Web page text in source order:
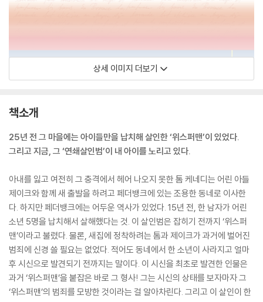
상세 이미지 더보기
책소개
25년 전 그 마을에는 아이들만을 납치해 살인한 ‘위스퍼맨’이 있었다.
그리고 지금, 그 ‘연쇄살인범’이 내 아이를 노리고 있다.
아내를 잃고 여전히 그 충격에서 헤어 나오지 못한 톰 케네디는 어린 아들
제이크와 함께 새 출발을 하려고 페더뱅크에 있는 조용한 동네로 이사한
다. 하지만 페더뱅크에는 어두운 역사가 있었다. 15년 전, 한 남자가 어린
소년 5명을 납치해서 살해했다는 것. 이 살인범은 잡히기 전까지 ‘위스퍼
맨’이라고 불렸다. 물론, 새집에 정착하려는 톰과 제이크가 과거에 벌어진
범죄에 신경 쓸 필요는 없었다. 적어도 동네에서 한 소년이 사라지고 얼마
후 시신으로 발견되기 전까지는 말이다. 이 시신을 최초로 발견한 인물은
과거 ‘위스퍼맨’을 붙잡은 바로 그 형사! 그는 시신의 상태를 보자마자 그
‘위스퍼맨’의 범죄를 모방한 것이라는 걸 알아차린다. 그리고 이 살인이 한